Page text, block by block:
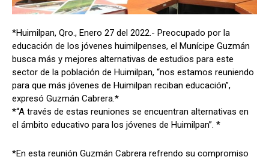
*Huimilpan, Qro., Enero 27 del 2022.- Preocupado por la
educación de los jóvenes huimilpenses, el Munícipe Guzmán
busca más y mejores alternativas de estudios para este
sector de la población de Huimilpan, “nos estamos reuniendo
para que más jóvenes de Huimilpan reciban educación”,
expresó Guzmán Cabrera.*
*“A través de estas reuniones se encuentran alternativas en
el ámbito educativo para los jóvenes de Huimilpan”. *
*En esta reunión Guzmán Cabrera refrendo su compromiso